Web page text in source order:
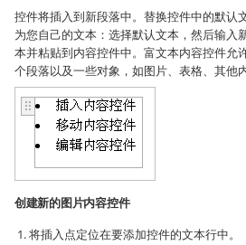
控件将插入到新段落中。替换控件中的默认
为您自己的文本：选择默认文本，然后输入
本并粘贴到内容控件中。富文本内容控件允
个段落以及一些对象，如图片、表格、其他
创建新的图片内容控件
将插入点定位在要添加控件的文本行中。